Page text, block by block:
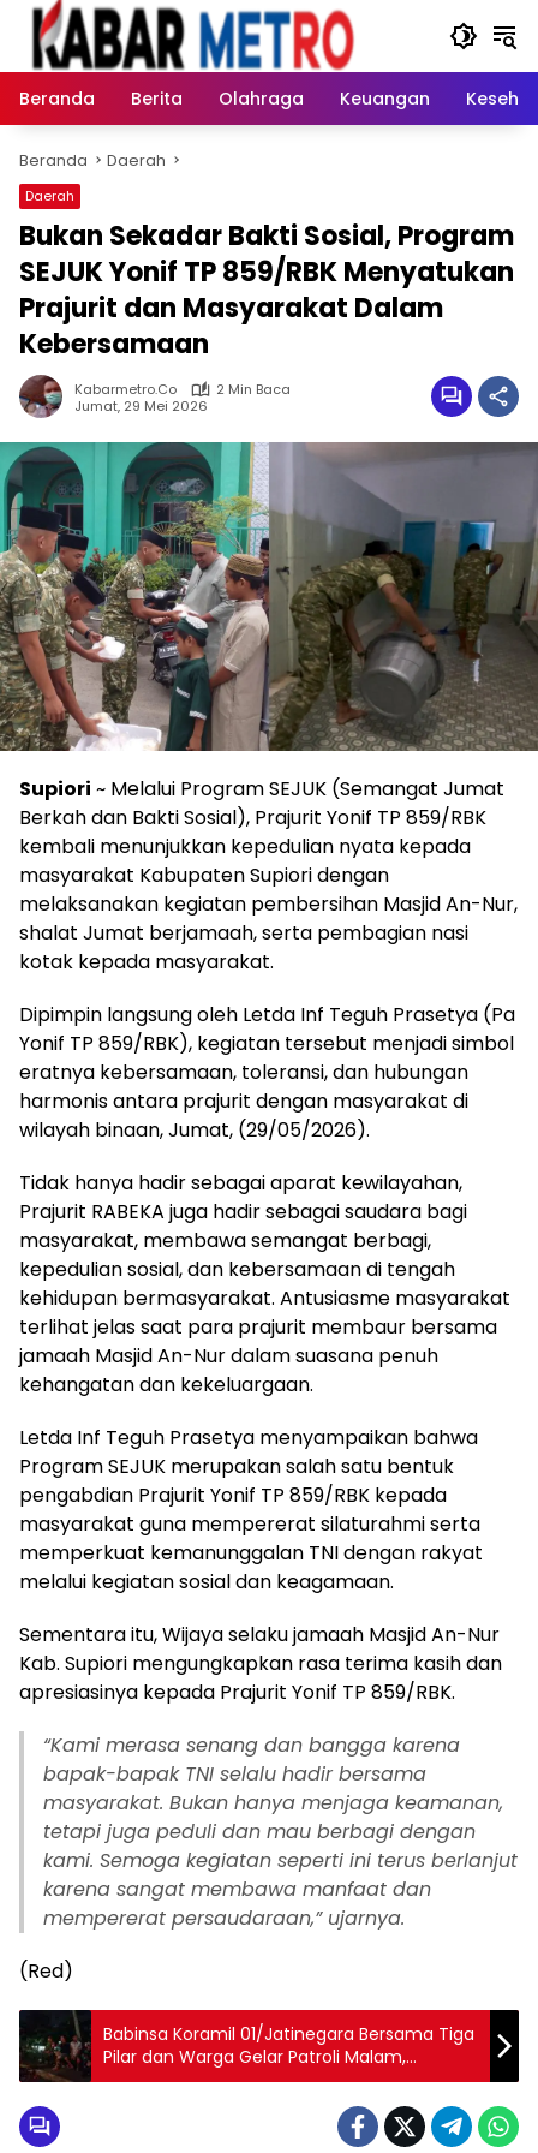
Langsung
konten
Beranda
Berita Olahraga Keuangan
Beranda Daerah
Daerah
Bukan Sekadar Bakti Sosial, Program
SEJUK Yonif TP 859/RBK Menyatukan
Prajurit dan Masyarakat Dalam
Kebersamaan
Kabarmetro.co
2 Min Baca
Jumat, 29 Mei 2026
Supiori ~ Melalui Program SEJUK (Semangat Jumat
Berkah dan Bakti Sosial), Prajurit Yonif TP 859/RBK
kembali menunjukkan kepedulian nyata kepada
masyarakat Kabupaten Supiori dengan
melaksanakan kegiatan pembersihan Masjid An-Nur,
shalat Jumat berjamaah, serta pembagian nasi
kotak kepada masyarakat.
Dipimpin langsung oleh Letda Inf Teguh Prasetya (Pa
Yonif TP 859/RBK), kegiatan tersebut menjadi simbol
eratnya kebersamaan, toleransi, dan hubungan
harmonis antara prajurit dengan masyarakat di
wilayah binaan, Jumat, (29/05/2026).
Tidak hanya hadir sebagai aparat kewilayahan,
Prajurit RABEKA juga hadir sebagai saudara bagi
masyarakat, membawa semangat berbagi,
kepedulian sosial, dan kebersamaan di tengah
kehidupan bermasyarakat. Antusiasme masyarakat
terlihat jelas saat para prajurit membaur bersama
jamaah Masjid An-Nur dalam suasana penuh
kehangatan dan kekeluargaan.
Letda Inf Teguh Prasetya menyampaikan bahwa
Program SEJUK merupakan salah satu bentuk
pengabdian Prajurit Yonif TP 859/RBK kepada
masyarakat guna mempererat silaturahmi serta
memperkuat kemanunggalan TNI dengan rakyat
melalui kegiatan sosial dan keagamaan.
Sementara itu, Wijaya selaku jamaah Masjid An-Nur
Kab. Supiori mengungkapkan rasa terima kasih dan
apresiasinya kepada Prajurit Yonif TP 859/RBK.
“Kami merasa senang dan bangga karena
bapak-bapak TNI selalu hadir bersama
masyarakat. Bukan hanya menjaga keamanan,
tetapi juga peduli dan mau berbagi dengan
kami. Semoga kegiatan seperti ini terus berlanjut
karena sangat membawa manfaat dan
mempererat persaudaraan,” ujarnya.
(Red)
Babinsa Koramil 01/Jatinegara Bersama Tiga
Pilar dan Warga Gelar Patroli Malam,
Wujudkan Wilayah Aman dan Kondusif